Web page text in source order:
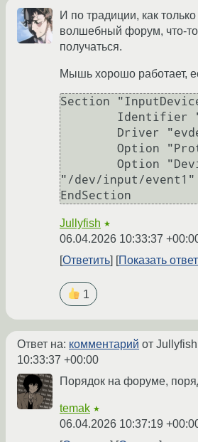
И по традиции, как
волшебный форум, что-
получаться.
Мышь хорошо работает,
Section
"/dev/input/event1"
Jullyfish ★
06.04.2026 10:33:37
Ответить Показать
1
Ответ на: комментарий от Jullyfish
10:33:37 +00:00
Порядок на форуме,
temak ★
06.04.2026 10:37:19